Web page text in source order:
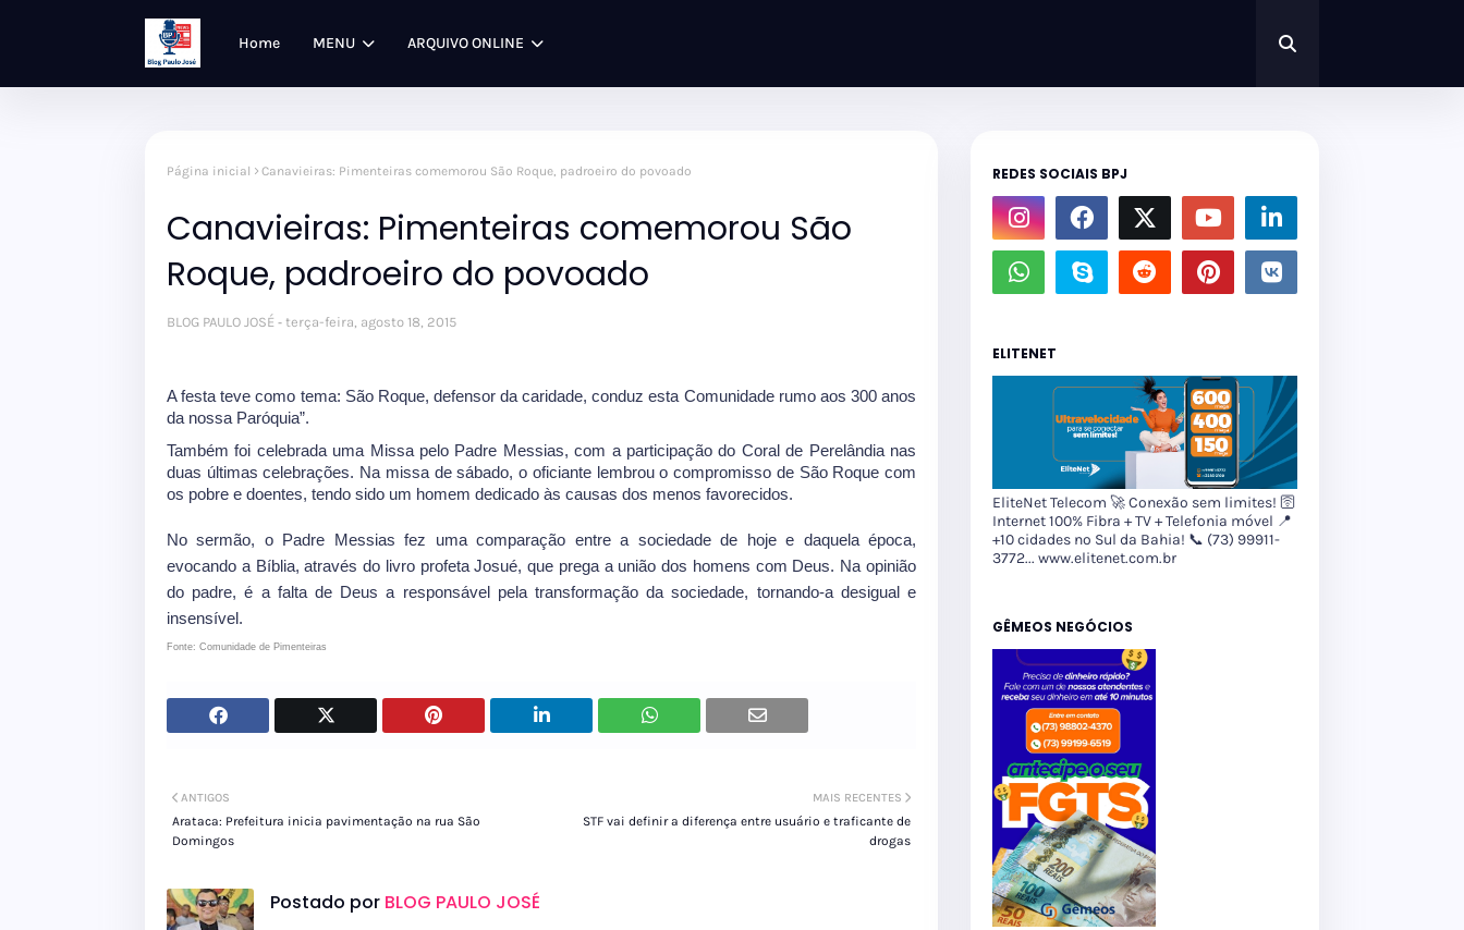
Home MENU ARQUIVO ONLINE
Página inicial Canavieiras: Pimenteiras comemorou São Roque, padroeiro do povoado
Canavieiras: Pimenteiras comemorou São
Roque, padroeiro do povoado
BLOG PAULO JOSÉ terça-feira, agosto 18, 2015
A festa teve como tema: São Roque, defensor da caridade, conduz esta Comunidade rumo aos 300 anos
da nossa Paróquia”.
Também foi celebrada uma Missa pelo Padre Messias, com a participação do Coral de Perelândia nas
duas últimas celebrações. Na missa de sábado, o oficiante lembrou o compromisso de São Roque com
os pobre e doentes, tendo sido um homem dedicado às causas dos menos favorecidos.
No sermão, o Padre Messias fez uma comparação entre a sociedade de hoje e daquela época,
evocando a Bíblia, através do livro profeta Josué, que prega a união dos homens com Deus. Na opinião
do padre, é a falta de Deus a responsável pela transformação da sociedade, tornando-a desigual e
insensível.
Fonte: Comunidade de Pimenteiras
MAIS RECENTES
STF vai definir a diferença entre usuário e traficante de
drogas
ANTIGOS
Arataca: Prefeitura inicia pavimentação na rua São
Domingos
Postado por BLOG PAULO JOSÉ
REDES SOCIAIS BPJ
ELITENET
EliteNet Telecom 🚀 Conexão sem limites! 🛜
Internet 100% Fibra + TV + Telefonia móvel 📍
+10 cidades no Sul da Bahia! 📞 (73) 99911-
3772... www.elitenet.com.br
GÊMEOS NEGÓCIOS